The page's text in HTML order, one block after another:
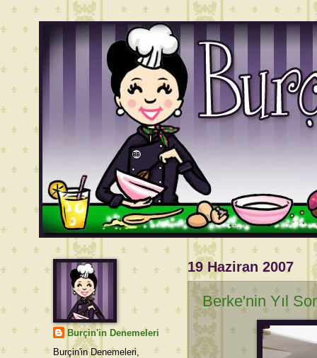
19 Haziran 2007
Berke'nin Yıl
Burçin'in Denemeleri
Burçin'in Denemeleri,